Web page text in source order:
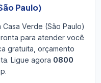
Paulo)
Verde (São Paulo)
para atender você
gratuita, orçamento
Ligue agora 0800